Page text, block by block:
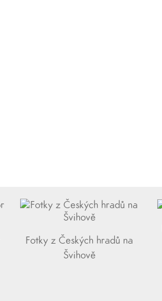
Fotky z Českých hradů na
Švihově